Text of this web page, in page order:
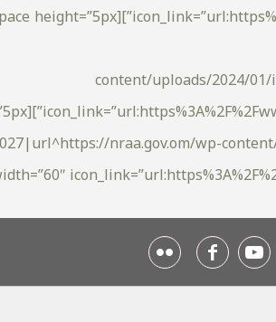
content/uploads/2024/
nraa.gov.om/wp-